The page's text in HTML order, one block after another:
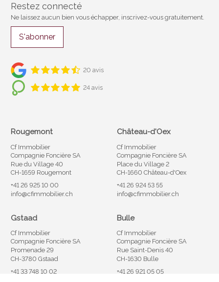
Restez connecté
Ne laissez aucun bien vous échapper, inscrivez-vous gratuitement.
S'abonner
20 avis
24 avis
Rougemont
Cf Immobilier
Compagnie Foncière SA
Rue du Village 40
CH-1659 Rougemont
+41 26 925 10 00
info@cfimmobilier.ch
Château-d'Oex
Cf Immobilier
Compagnie Foncière SA
Place du Village 2
CH-1660 Château-d'Oex
+41 26 924 53 55
info@cfimmobilier.ch
Gstaad
Cf Immobilier
Compagnie Foncière SA
Promenade 29
CH-3780 Gstaad
+41 33 748 10 02
Bulle
Cf Immobilier
Compagnie Foncière SA
Rue Saint-Denis 40
CH-1630 Bulle
+41 26 921 05 05